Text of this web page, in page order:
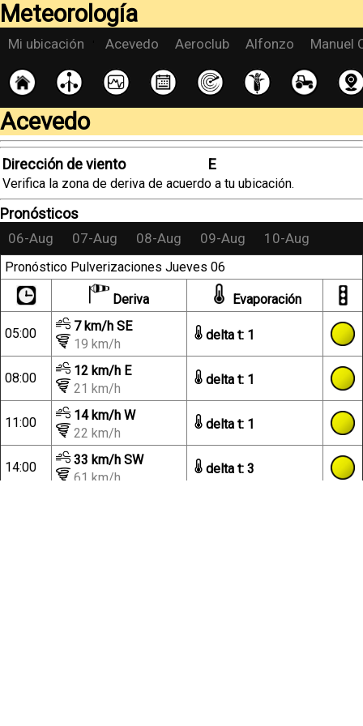
Meteorología
Mi ubicación Acevedo Aeroclub Alfonzo Manuel